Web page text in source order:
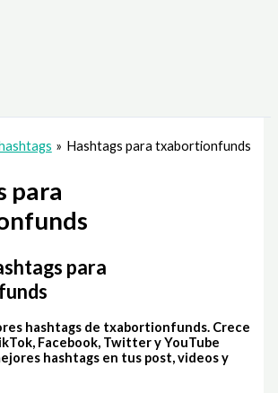
Hashtags para txabortionfunds
para
para
hashtags de txabortionfunds. Crece
Facebook, Twitter y YouTube
hashtags en tus post, videos y